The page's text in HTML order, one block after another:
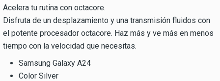
Acelera tu rutina con octacore.
Disfruta de un desplazamiento y una transmisión fluidos con
el potente procesador octacore. Haz más y ve más en menos
tiempo con la velocidad que necesitas.
Samsung Galaxy A24
Color Silver